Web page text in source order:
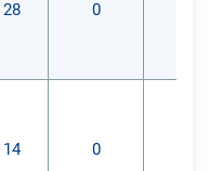
28 0
14 0